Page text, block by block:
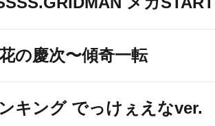
の慶次〜傾奇一転
キング でっけぇえなver.